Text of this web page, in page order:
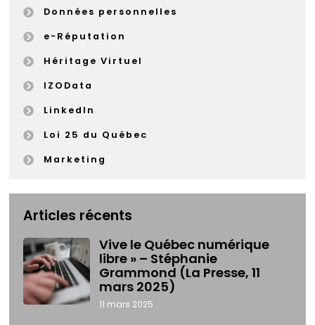
Données personnelles
e-Réputation
Héritage Virtuel
IZOData
LinkedIn
Loi 25 du Québec
Marketing
Articles récents
Vive le Québec numérique
libre » – Stéphanie
Grammond (La Presse, 11
mars 2025)
11 mars 2025